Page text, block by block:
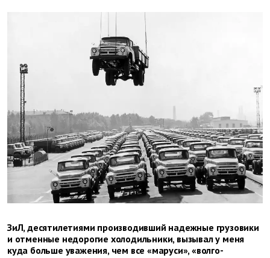
ЗиЛ, десятилетиями производивший надежные грузовики
и отменные недорогие холодильники, вызывал у меня
куда больше уважения, чем все «маруси», «волго-